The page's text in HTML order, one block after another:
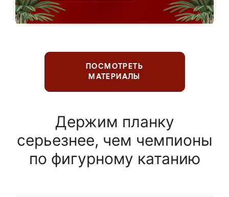
ПОСМОТРЕТЬ
МАТЕРИАЛЫ
Держим планку
серьезнее, чем чемпионы
по фигурному катанию